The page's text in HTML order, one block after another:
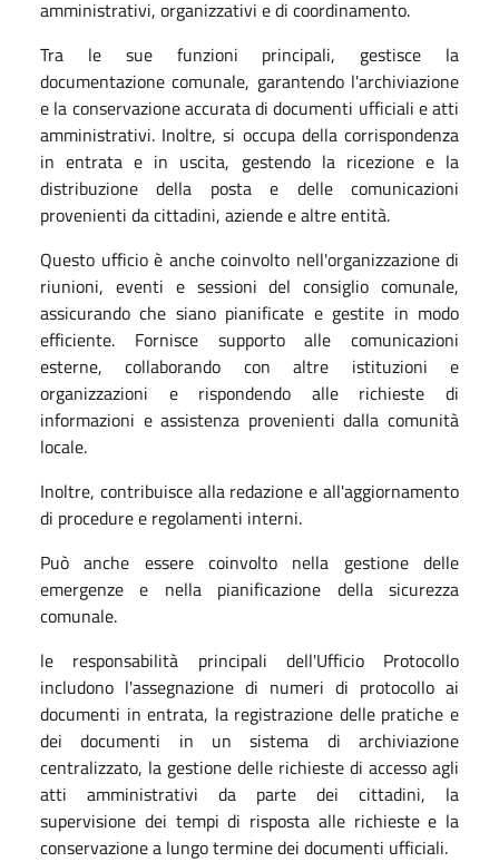
amministrativi, organizzativi e di coordinamento.
Tra le sue funzioni principali, gestisce la
documentazione comunale, garantendo l'archiviazione
e la conservazione accurata di documenti ufficiali e atti
amministrativi. Inoltre, si occupa della corrispondenza
in entrata e in uscita, gestendo la ricezione e la
distribuzione della posta e delle comunicazioni
provenienti da cittadini, aziende e altre entità.
Questo ufficio è anche coinvolto nell'organizzazione di
riunioni, eventi e sessioni del consiglio comunale,
assicurando che siano pianificate e gestite in modo
efficiente. Fornisce supporto alle comunicazioni
esterne, collaborando con altre istituzioni e
organizzazioni e rispondendo alle richieste di
informazioni e assistenza provenienti dalla comunità
locale.
Inoltre, contribuisce alla redazione e all'aggiornamento
di procedure e regolamenti interni.
Può anche essere coinvolto nella gestione delle
emergenze e nella pianificazione della sicurezza
comunale.
le responsabilità principali dell'Ufficio Protocollo
includono l'assegnazione di numeri di protocollo ai
documenti in entrata, la registrazione delle pratiche e
dei documenti in un sistema di archiviazione
centralizzato, la gestione delle richieste di accesso agli
atti amministrativi da parte dei cittadini, la
supervisione dei tempi di risposta alle richieste e la
conservazione a lungo termine dei documenti ufficiali.